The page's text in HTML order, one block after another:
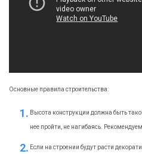
Основные правила строительства:
Высота конструкции должна быть
нее пройти, не нагибаясь.
Если на строении будут расти